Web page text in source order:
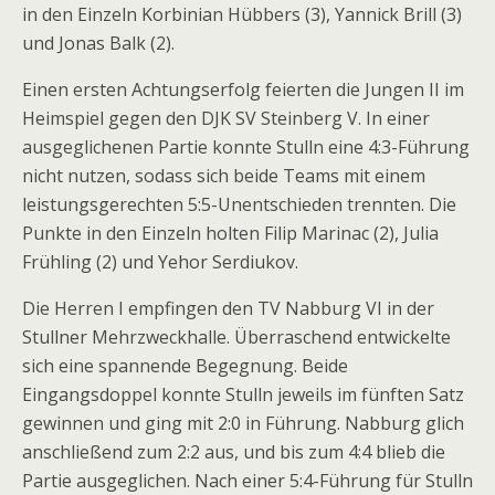
in den Einzeln Korbinian Hübbers (3), Yannick Brill (3)
und Jonas Balk (2).
Einen ersten Achtungserfolg feierten die Jungen II im
Heimspiel gegen den DJK SV Steinberg V. In einer
ausgeglichenen Partie konnte Stulln eine 4:3-Führung
nicht nutzen, sodass sich beide Teams mit einem
leistungsgerechten 5:5-Unentschieden trennten. Die
Punkte in den Einzeln holten Filip Marinac (2), Julia
Frühling (2) und Yehor Serdiukov.
Die Herren I empfingen den TV Nabburg VI in der
Stullner Mehrzweckhalle. Überraschend entwickelte
sich eine spannende Begegnung. Beide
Eingangsdoppel konnte Stulln jeweils im fünften Satz
gewinnen und ging mit 2:0 in Führung. Nabburg glich
anschließend zum 2:2 aus, und bis zum 4:4 blieb die
Partie ausgeglichen. Nach einer 5:4-Führung für Stulln